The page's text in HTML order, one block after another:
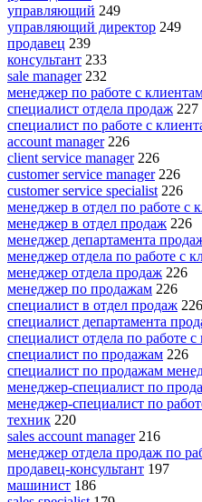
управляющий 249
управляющий директор 249
продавец 239
консультант 233
sale manager 232
менеджер по работе с
специалист отдела продаж 227
специалист по работе с
account manager 226
client service manager 226
customer service manager 226
customer service specialist 226
менеджер в отдел по работе с
менеджер в отдел продаж 226
менеджер департамента
менеджер отдела по работе с
менеджер отдела продаж 226
менеджер по продажам 226
специалист в отдел продаж 226
специалист департамента
специалист отдела по работе
специалист по продажам 226
специалист по продажам
менеджер-специалист по
менеджер-специалист по
техник 220
sales account manager 216
менеджер отдела продаж по
продавец-консультант 197
машинист 186